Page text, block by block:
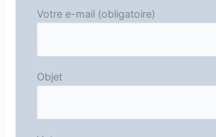
Votre e-mail (obligatoire)
Objet